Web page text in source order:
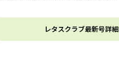
レタスクラブ最新号詳細